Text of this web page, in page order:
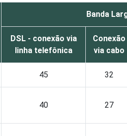
Banda
DSL - conexão via
linha telefônica
Conexão
via cabo
45 32
40 27